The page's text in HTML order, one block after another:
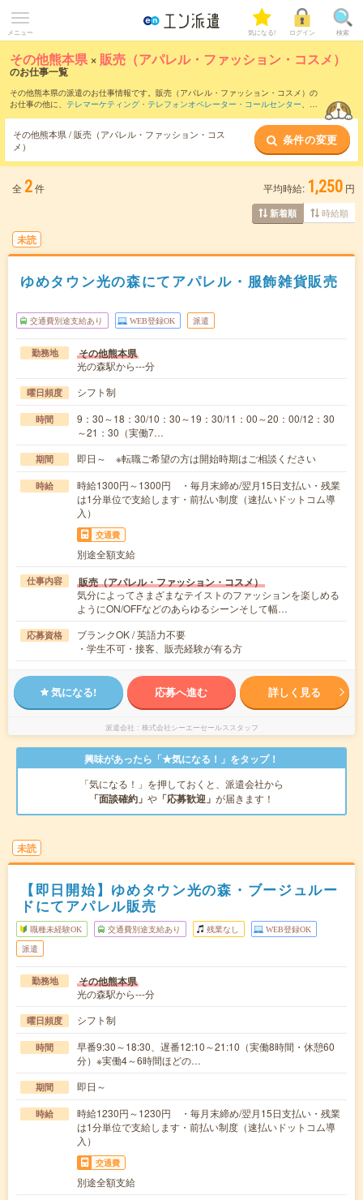
メニュー 気になる! ログイン 検索
その他熊本県 × 販売（アパレル・ファッション・コスメ）
のお仕事一覧
その他熊本県の派遣のお仕事情報です。販売（アパレル・ファッション・コスメ）の
お仕事の他に、 テレマーケティング・テレフォンオペレーター・コールセンター、 営
などのこだわり条件で絞り
込んでいただけます。職種辞典：販売（アパレル・ファッション・コスメ）のお仕事
とは？とは？
その他熊本県 / 販売（アパレル・ファッション・コス
メ）
条件の変更
全 2件 平均時給: 1,250 円
新着順 時給順
未読
ゆめタウン光の森にてアパレル・服飾雑貨販売
交通費別途支給あり WEB登録OK 派遣
勤務地 その他熊本県
光の森駅から---分
曜日頻度 シフト制
時間
9：30～18：30/10：30～19：30/11：00～20：00/12：30
～21：30（実働7…
期間 即日～ ※転職ご希望の方は開始時期はご相談ください
時給
時給1300円～1300円 ・毎月末締め/翌月15日支払い・残業
は1分単位で支給します・前払い制度（速払いドットコム導
入）
交通費
別途全額支給
仕事内容 販売（アパレル・ファッション・コスメ）
気分によってさまざまなテイストのファッションを楽しめる
ようにON/OFFなどのあらゆるシーンそして幅…
応募資格
ブランクOK / 英語力不要
・学生不可・接客、販売経験が有る方
気になる! 応募へ進む 詳しく見る
派遣会社 株式会社シーエーセールススタッフ
興味があったら「★気になる！」をタップ！
「気になる！」を押しておくと、派遣会社から
「面談確約」 や 「応募歓迎」 が届きます！
未読
【即日開始】ゆめタウン光の森・ブージュルー
ドにてアパレル販売
職種未経験OK 交通費別途支給あり 残業なし WEB登録OK
派遣
勤務地 その他熊本県
光の森駅から---分
曜日頻度 シフト制
時間
早番9:30～18:30、遅番12:10～21:10（実働8時間・休憩60
分）※実働4～6時間ほどの…
期間 即日～
時給
時給1230円～1230円 ・毎月末締め/翌月15日支払い・残業
は1分単位で支給します・前払い制度（速払いドットコム導
入）
交通費
別途全額支給